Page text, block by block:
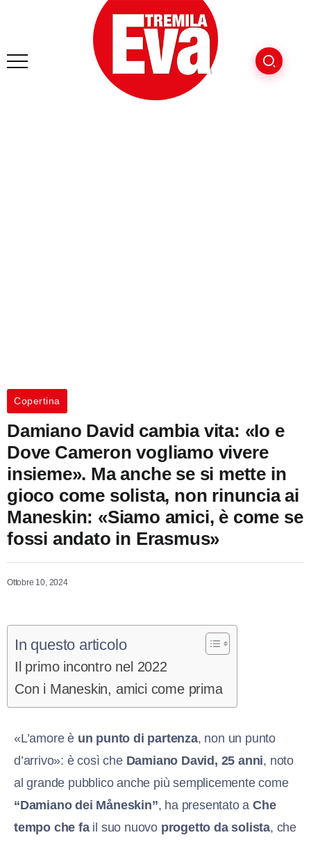
Copertina
Damiano David cambia vita: «Io e
Dove Cameron vogliamo vivere
insieme». Ma anche se si mette in
gioco come solista, non rinuncia ai
Maneskin: «Siamo amici, è come se
fossi andato in Erasmus»
Ottobre 10, 2024
In questo articolo
Il primo incontro nel 2022
Con i Maneskin, amici come prima
«L’amore è un punto di partenza, non un punto
d’arrivo»: è così che Damiano David, 25 anni, noto
al grande pubblico anche più semplicemente come
“Damiano dei Måneskin”, ha presentato aChe
tempo che fail suo nuovo progetto da solista, che